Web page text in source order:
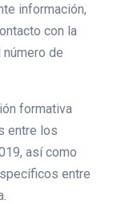
información,
con la
de
formativa
entre los
así como
entre